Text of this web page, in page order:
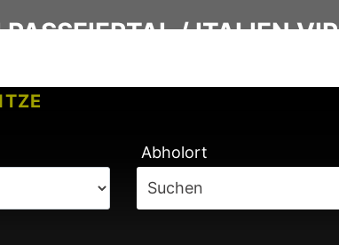
Abholort
Suchen
/ ITALIEN VIP